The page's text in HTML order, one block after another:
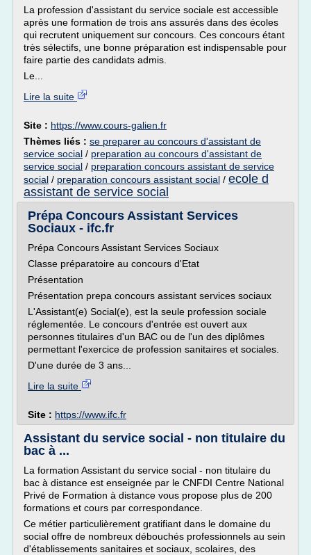
La profession d'assistant du service sociale est accessible
après une formation de trois ans assurés dans des écoles
qui recrutent uniquement sur concours. Ces concours étant
très sélectifs, une bonne préparation est indispensable pour
faire partie des candidats admis.
Le...
Lire la suite
Site : https://www.cours-galien.fr
Thèmes liés : se preparer au concours d'assistant de
service social / preparation au concours d'assistant de
service social / preparation concours assistant de service
social / preparation concours assistant social / ecole d
assistant de service social
Prépa Concours Assistant Services
Sociaux - ifc.fr
Prépa Concours Assistant Services Sociaux
Classe préparatoire au concours d'Etat
Présentation
Présentation prepa concours assistant services sociaux
L'Assistant(e) Social(e), est la seule profession sociale
réglementée. Le concours d'entrée est ouvert aux
personnes titulaires d'un BAC ou de l'un des diplômes
permettant l'exercice de profession sanitaires et sociales.
D'une durée de 3 ans...
Lire la suite
Site : https://www.ifc.fr
Assistant du service social - non titulaire du
bac à ...
La formation Assistant du service social - non titulaire du
bac à distance est enseignée par le CNFDI Centre National
Privé de Formation à distance vous propose plus de 200
formations et cours par correspondance.
Ce métier particulièrement gratifiant dans le domaine du
social offre de nombreux débouchés professionnels au sein
d'établissements sanitaires et sociaux, scolaires, des